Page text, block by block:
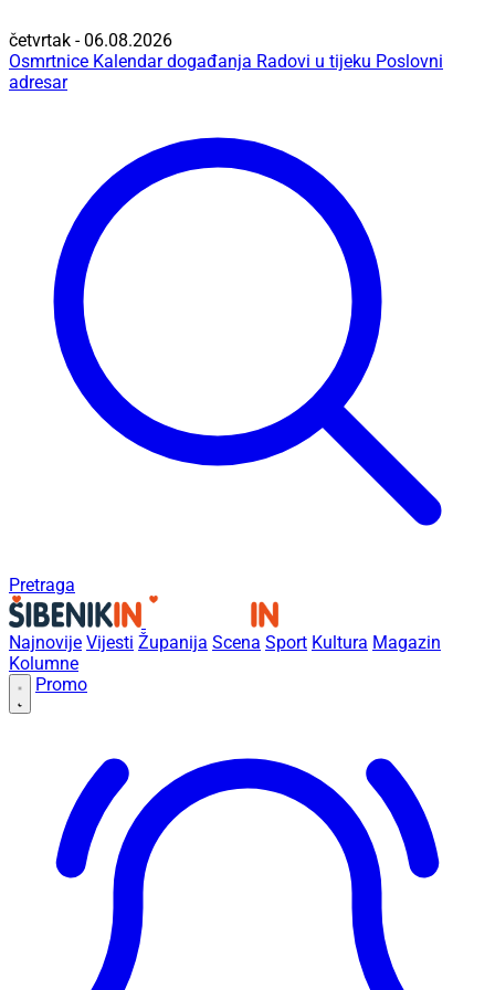
četvrtak - 06.08.2026
Osmrtnice Kalendar događanja Radovi u tijeku Poslovni
adresar
Pretraga
Najnovije Vijesti Županija Scena Sport Kultura Magazin
Kolumne
Promo